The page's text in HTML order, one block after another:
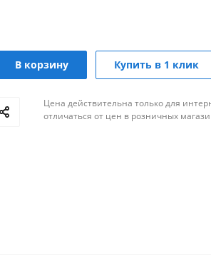
В корзину Купить в 1 клик
Цена действительна только для
отличаться от цен в розничных